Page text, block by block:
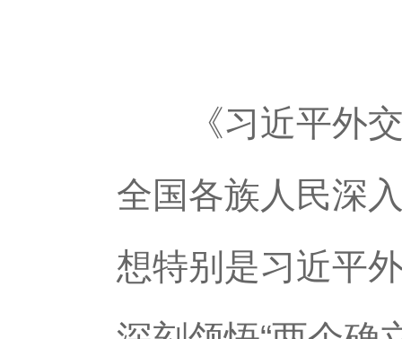
《习近平外交
全国各族人民深
想特别是习近平